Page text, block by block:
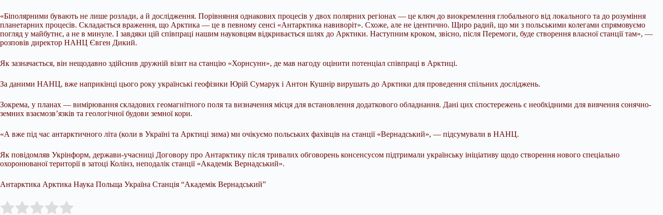
«Біполярними бувають не лише розлади, а й дослідження. Порівняння однакових процесів у двох полярних регіонах — це ключ до виокремлення глобального від локального та до розуміння
планетарних процесів. Складається враження, що Арктика — це в певному сенсі «Антарктика навиворіт». Схоже, але не ідентично. Щиро радий, що ми з польськими колегами спрямовуємо
погляд у майбутнє, а не в минуле. І завдяки цій співпраці нашим науковцям відкривається шлях до Арктики. Наступним кроком, звісно, після Перемоги, буде створення власної станції там», —
розповів директор НАНЦ Євген Дикий.
Як зазначається, він нещодавно здійснив дружній візит на станцію «Хорнсунн», де мав нагоду оцінити потенціал співпраці в Арктиці.
За даними НАНЦ, вже наприкінці цього року українські геофізики Юрій Сумарук і Антон Кушнір вирушать до Арктики для проведення спільних досліджень.
Зокрема, у планах — вимірювання складових геомагнітного поля та визначення місця для встановлення додаткового обладнання. Дані цих спостережень є необхідними для вивчення сонячно-
земних взаємозв’язків та геологічної будови земної кори.
«А вже під час антарктичного літа (коли в Україні та Арктиці зима) ми очікуємо польських фахівців на станції «Вернадський», — підсумували в НАНЦ.
Як повідомляв Укрінформ, держави-учасниці Договору про Антарктику після тривалих обговорень консенсусом підтримали українську ініціативу щодо створення нового спеціально
охоронюваної території в затоці Колінз, неподалік станції «Академік Вернадський».
Антарктика Арктика Наука Польща Україна Станція “Академік Вернадський”
Rate this item: